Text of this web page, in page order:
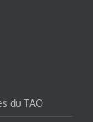
du TAO